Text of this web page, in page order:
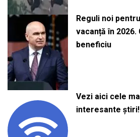
Reguli noi
vacanță în
beneficiu
Vezi aici cele
interesante știri!